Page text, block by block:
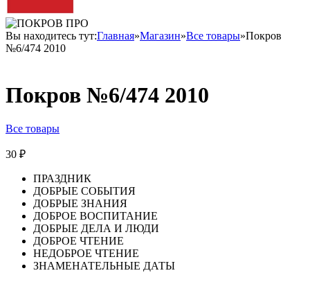
Вы находитесь тут:Главная»Магазин»Все товары»Покров
№6/474 2010
Покров №6/474 2010
Все товары
30 ₽
ПРАЗДНИК
ДОБРЫЕ СОБЫТИЯ
ДОБРЫЕ ЗНАНИЯ
ДОБРОЕ ВОСПИТАНИЕ
ДОБРЫЕ ДЕЛА И ЛЮДИ
ДОБРОЕ ЧТЕНИЕ
НЕДОБРОЕ ЧТЕНИЕ
ЗНАМЕНАТЕЛЬНЫЕ ДАТЫ